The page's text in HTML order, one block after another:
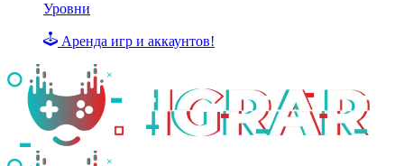
Уровни
Аренда игр и аккаунтов!